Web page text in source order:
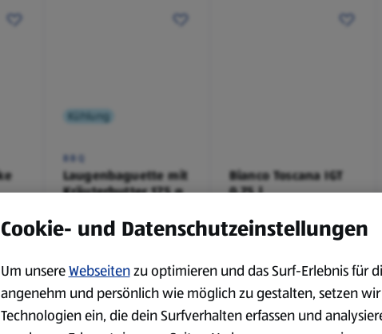
Kühlung
BBQ
Laugenbaguette mit
Kräuterbutter 175 g
(4,51 €/1 kg)
0,79 € 1,29 €
Bianco Toscana IGT
0,75 l
(3,72 €/1 l)
2,79 € 3,49 €
Cookie- und Datenschutzeinstellungen
Um unsereWebseitenzu optimieren und das Surf-Erlebnis für
angenehm und persönlich wie möglich zu gestalten, setzen wir
Technologien ein, die dein Surfverhalten erfassen und